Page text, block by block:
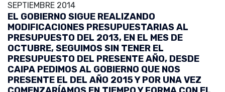
SEPTIEMBRE 2014
EL GOBIERNO SIGUE REALIZANDO
MODIFICACIONES PRESUPUESTARIAS AL
PRESUPUESTO DEL 2013, EN EL MES DE
OCTUBRE, SEGUIMOS SIN TENER EL
PRESUPUESTO DEL PRESENTE AÑO, DESDE
CAIPA PEDIMOS AL GOBIERNO QUE NOS
PRESENTE EL DEL AÑO 2015 Y POR UNA VEZ